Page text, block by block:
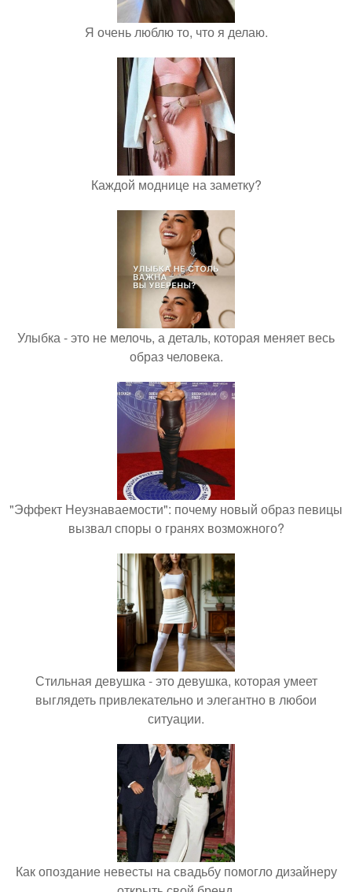
Я очень люблю то, что я делаю.
Каждой моднице на заметку?
Улыбка - это не мелочь, а деталь, которая меняет весь
образ человека.
"Эффект Неузнаваемости": почему новый образ певицы
вызвал споры о гранях возможного?
Стильная девушка - это девушка, которая умеет
выглядеть привлекательно и элегантно в любои
ситуации.
Как опоздание невесты на свадьбу помогло дизайнеру